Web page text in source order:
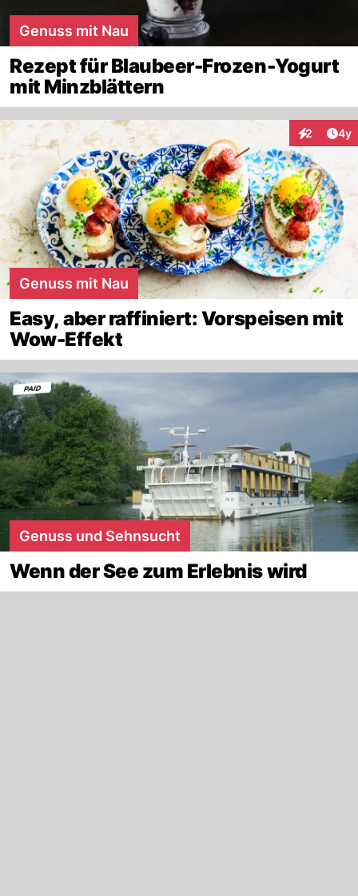
Genuss mit Nau
Rezept für Blaubeer-Frozen-Yogurt
mit Minzblättern
2 4y
Genuss mit Nau
Easy, aber raffiniert: Vorspeisen mit
Wow-Effekt
Genuss und Sehnsucht
Wenn der See zum Erlebnis wird